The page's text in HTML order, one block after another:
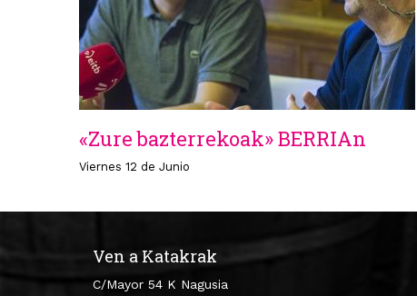
«Zure bazterrekoak» BERRIAn
Viernes 12 de Junio
Ven a Katakrak
C/Mayor 54 K Nagusia